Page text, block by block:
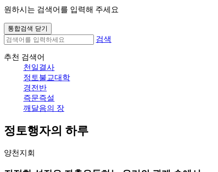
원하시는 검색어를 입력해 주세요
통합검색 닫기
검색
추천 검색어
천일결사
정토불교대학
경전반
즉문즉설
깨달음의 장
정토행자의 하루
양천지회